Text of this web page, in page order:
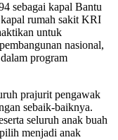
sebagai kapal Bantu
rumah sakit KRI
untuk
nasional,
program
prajurit pengawak
sebaik-baiknya.
seluruh anak buah
menjadi anak